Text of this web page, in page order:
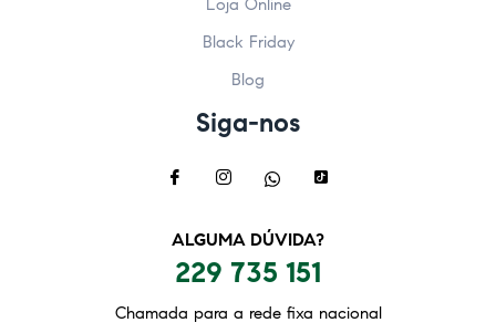
Loja Online
Black Friday
Blog
Siga-nos
ALGUMA DÚVIDA?
229 735 151
Chamada para a rede fixa nacional